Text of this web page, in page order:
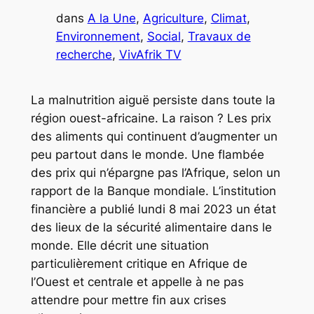
dans A la Une, Agriculture, Climat
Environnement, Social, Travaux de
recherche, VivAfrik TV
La malnutrition aiguë persiste dans toute la
région ouest-africaine. La raison ? Les prix
des aliments qui continuent d’augmenter un
peu partout dans le monde. Une flambée
des prix qui n’épargne pas l’Afrique, selon un
rapport de la Banque mondiale. L’institution
financière a publié lundi 8 mai 2023 un état
des lieux de la sécurité alimentaire dans le
monde. Elle décrit une situation
particulièrement critique en Afrique de
l’Ouest et centrale et appelle à ne pas
attendre pour mettre fin aux crises